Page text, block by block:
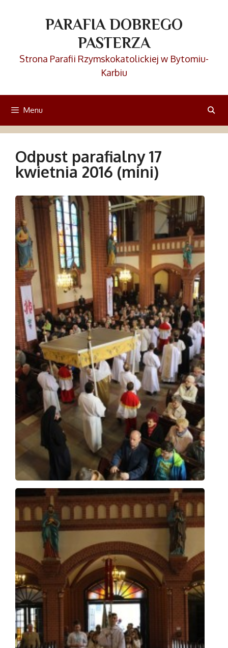
PARAFIA DOBREGO
PASTERZA
Strona Parafii Rzymskokatolickiej w Bytomiu-
Karbiu
Menu
Odpust parafialny 17
kwietnia 2016 (mini)